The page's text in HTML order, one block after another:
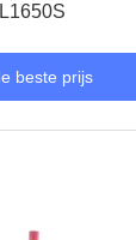
beste prijs